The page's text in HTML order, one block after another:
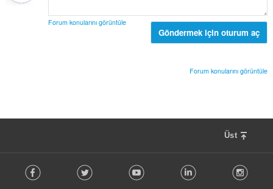
Forum konularını görüntüle
Göndermek için oturum aç
Forum konularını görüntüle
Üst
o Facebook Twitter Youtube LinkedIn